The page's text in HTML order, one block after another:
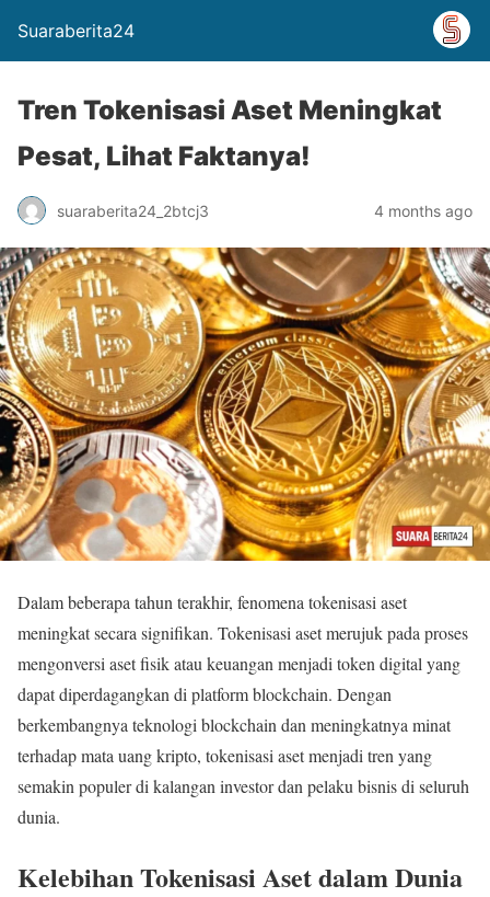
Suaraberita24
Tren Tokenisasi Aset Meningkat
Pesat, Lihat Faktanya!
suaraberita24_2btcj3 4 months ago
Dalam beberapa tahun terakhir, fenomena tokenisasi aset
meningkat secara signifikan. Tokenisasi aset merujuk pada proses
mengonversi aset fisik atau keuangan menjadi token digital yang
dapat diperdagangkan di platform blockchain. Dengan
berkembangnya teknologi blockchain dan meningkatnya minat
terhadap mata uang kripto, tokenisasi aset menjadi tren yang
semakin populer di kalangan investor dan pelaku bisnis di seluruh
dunia.
Kelebihan Tokenisasi Aset dalam Dunia